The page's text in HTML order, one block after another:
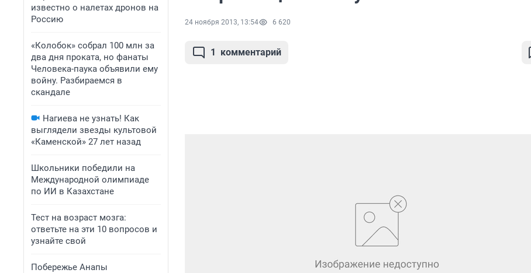
известно о налетах дронов на
Россию
«Колобок» собрал 100 млн за
два дня проката, но фанаты
Человека-паука объявили ему
войну. Разбираемся в
скандале
Нагиева не узнать! Как
выглядели звезды культовой
«Каменской» 27 лет назад
Школьники победили на
Международной олимпиаде
по ИИ в Казахстане
Тест на возраст мозга:
ответьте на эти 10 вопросов и
узнайте свой
Побережье Анапы
24 ноября 2013, 13:54 6 620
1 комментарий